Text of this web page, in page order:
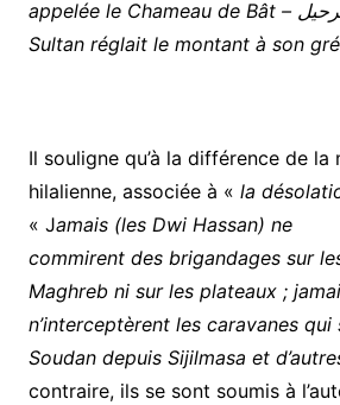
appelée le Chameau de Bât –
Sultan réglait le montant à son
Il souligne qu’à la différence de la
hilalienne, associée à « la
« Jamais (les Dwi Hassan) ne
commirent des brigandages sur
Maghreb ni sur les plateaux ;
n’interceptèrent les caravanes qui
Soudan depuis Sijilmasa et
contraire, ils se sont soumis à